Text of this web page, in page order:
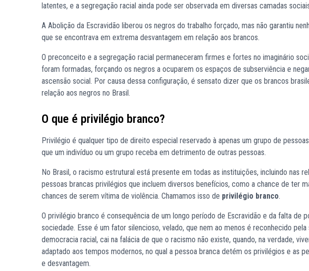
latentes, e a segregação racial ainda pode ser observada em diversas camadas
A Abolição da Escravidão liberou os negros do trabalho forçado, mas não garantiu
que se encontrava em extrema desvantagem em relação aos brancos.
O preconceito e a segregação racial permaneceram firmes e fortes no imaginário
foram formadas, forçando os negros a ocuparem os espaços de subserviência e
ascensão social. Por causa dessa configuração, é sensato dizer que os brancos
relação aos negros no Brasil.
O que é privilégio branco?
Privilégio é qualquer tipo de direito especial reservado à apenas um grupo de
que um indivíduo ou um grupo receba em detrimento de outras pessoas.
No Brasil, o racismo estrutural está presente em todas as instituições, incluindo nas
pessoas brancas privilégios que incluem diversos benefícios, como a chance de ter
chances de serem vítima de violência. Chamamos isso de privilégio branco.
O privilégio branco é consequência de um longo período de Escravidão e da falta de
sociedade. Esse é um fator silencioso, velado, que nem ao menos é reconhecido
democracia racial, cai na falácia de que o racismo não existe, quando, na verdade,
adaptado aos tempos modernos, no qual a pessoa branca detém os privilégios e as
e desvantagem.